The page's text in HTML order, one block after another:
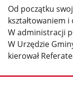
Od początku
kształtowaniem
W administracji
W Urzędzie
kierował